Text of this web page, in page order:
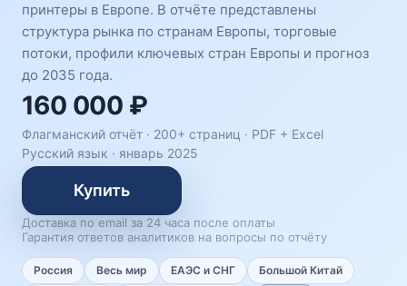
принтеры в Европе. В отчёте представлены
структура рынка по странам Европы, торговые
потоки, профили ключевых стран Европы и прогноз
до 2035 года.
160 000 ₽
Флагманский отчёт · 200+ страниц · PDF + Excel
Русский язык · январь 2025
Купить
Доставка по email за 24 часа после оплаты
Гарантия ответов аналитиков на вопросы по отчёту
Россия Весь мир ЕАЭС и СНГ
Большой Китай